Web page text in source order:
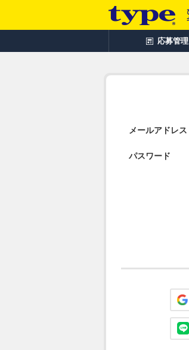
応募管理
メールアドレス
パスワード